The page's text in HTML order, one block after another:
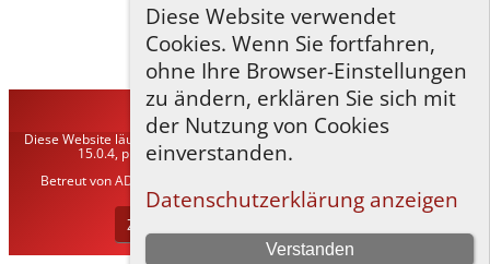
Diese Website verwendet
Cookies. Wenn Sie fortfahren,
ohne Ihre Browser-Einstellungen
zu ändern, erklären Sie sich mit
der Nutzung von Cookies
einverstanden.
Datenschutzerklärung anzeigen
Verstanden
TNG-ADLER©2026
Diese Website läuft mitThe Next Generation of Genealogy Sitebuilding
15.0.4, programmiert von Darrin Lythgoe © 2001-2026.
Betreut vonADLER Heraldisch-Genealogische Gesellschaft, Wien
Datenschutzerklärung.
Zur Desktop-Webseite wechseln